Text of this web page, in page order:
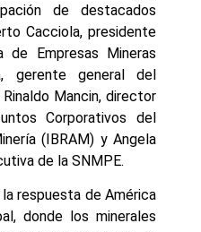
de destacados
Cacciola, presidente
de Empresas Mineras
gerente general del
Mancin, director
Corporativos del
(IBRAM) y Angela
de la SNMPE.
respuesta de América
donde los minerales